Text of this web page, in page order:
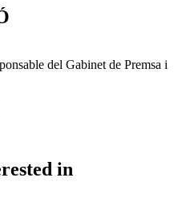
del Gabinet de Premsa i
in